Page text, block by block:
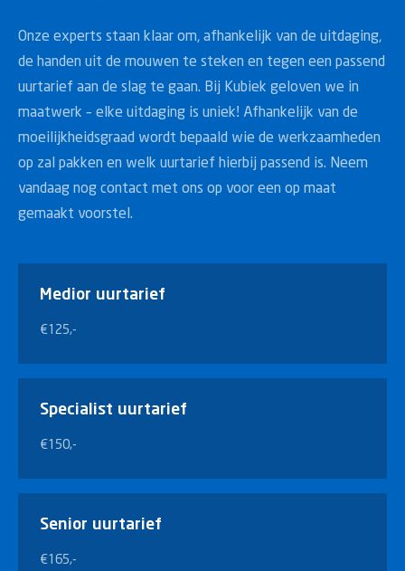
Onze experts staan klaar om, afhankelijk van de uitdaging,
de handen uit de mouwen te steken en tegen een passend
uurtarief aan de slag te gaan. Bij Kubiek geloven we in
maatwerk – elke uitdaging is uniek! Afhankelijk van de
moeilijkheidsgraad wordt bepaald wie de werkzaamheden
op zal pakken en welk uurtarief hierbij passend is. Neem
vandaag nog contact met ons op voor een op maat
gemaakt voorstel.
Medior uurtarief
€125,-
Specialist uurtarief
€150,-
Senior uurtarief
€165,-